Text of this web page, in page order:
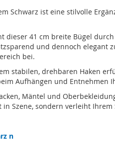
Schwarz ist eine stilvolle
dieser 41 cm breite Bügel
und dennoch
bei.
stabilen, drehbaren Haken
Aufhängen und Entnehmen
Mäntel und
Szene, sondern verleiht Ihrem
n